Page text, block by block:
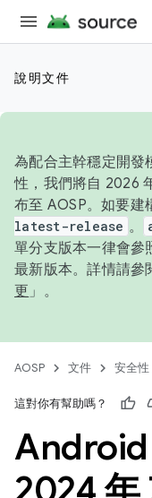
說明文件
為配合主幹穩定開發
性，我們將自 2026
布至 AOSP。如要建
latest-release 。
單分支版本一律會參
最新版本。詳情請參
更 」。
AOSP 文件 安全性
這對你有幫助嗎？
Android